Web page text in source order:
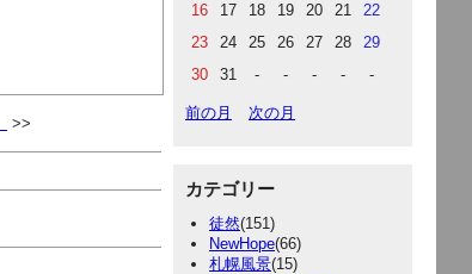
16
17 18 19 20 21
22
23
24 25 26 27 28
29
30
31 - - - - -
前の月 次の月
カテゴリー
徒然(151)
NewHope(66)
札幌風景(15)